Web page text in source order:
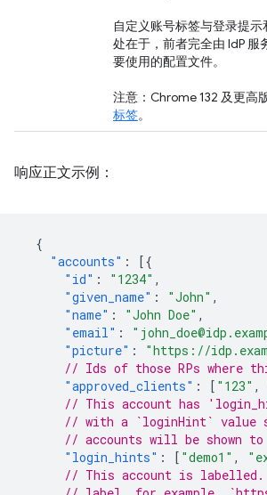
自定义账号标签与登录提
处在于，前者完全由 IdP 服
要使用的配置文件。
注意：Chrome 132 及更高
标签。
响应正文示例：
{
"accounts" :
[{
"id" : "1234" ,
"given_name" : "John" ,
"name" : "John Doe" ,
"email" :
"picture" : "https://
// Ids of those RPs where
"approved_clients" : [ "123" ,
// This account has
// with a `loginHint` value
// accounts will be shown
"login_hints" : [ "demo1" ,
// This account is